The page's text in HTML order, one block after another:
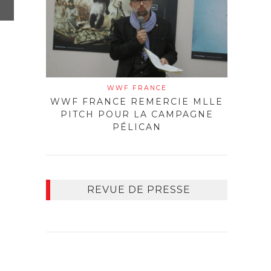
WWF FRANCE
WWF FRANCE REMERCIE MLLE
PITCH POUR LA CAMPAGNE
PÉLICAN
REVUE DE PRESSE